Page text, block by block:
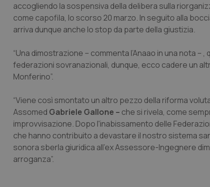
accogliendo la sospensiva della delibera sulla
come capofila, lo scorso 20 marzo. In seguito alla
arriva dunque anche lo stop da parte della giustizia.
“Una dimostrazione – commenta l’Anaao in una nota
federazioni sovranazionali, dunque, ecco cadere un
Monferino”.
“Viene così smontato un altro pezzo della riforma
Assomed Gabriele Gallone – che si rivela, come
improvvisazione. Dopo l'inabissamento delle
che hanno contribuito a devastare il nostro sistema
sonora sberla giuridica all'ex Assessore-Ingegnere
arroganza”.